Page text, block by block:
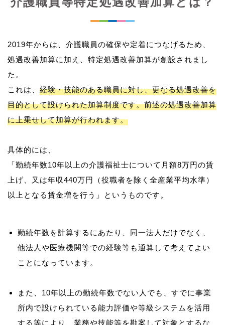
2019年からは、介護職員の確保や定着につなげるため、
処遇改善加算に加え、特定処遇改善加算が創設されまし
た。
これは、 経験・技能のある職員に対し、更なる処遇改善を
目的として設けられた加算制度です。前述の処遇改善加算
に上乗せして加算が行われます。
具体的には、
「勤続年数10年以上の介護福祉士について月額8万円の賃
上げ、又は年収440万円（役職者を除く全産業平均水準）
勤続年数を計算するにあたり、同一法人だけでなく、
他法人や医療機関等での経験等も通算して考えてよい
ことになっています。
また、10年以上の勤続年数でない人でも、すでに事業
所内で設けられている能力評価や等級システムを活用
する等により、業務や技能等を勘案して対象とするな